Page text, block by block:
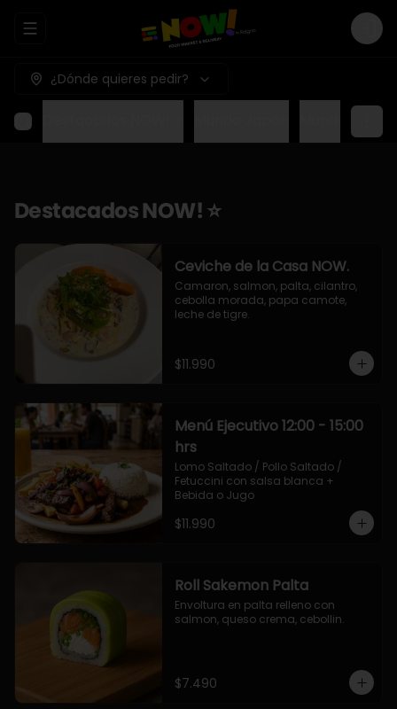
Abrir menu de navegación Login
¿Dónde quieres pedir?
Destacados NOW! ⭐
Ceviche de la Casa NOW.
Camaron, salmon, palta, cilantro,
cebolla morada, papa camote,
leche de tigre.
$11.990
Menú Ejecutivo 12:00 - 15:00
hrs
Lomo Saltado / Pollo Saltado /
Fetuccini con salsa blanca +
Bebida o Jugo
$11.990
Roll Sakemon Palta
Envoltura en palta relleno con
salmon, queso crema, cebollin.
$7.490